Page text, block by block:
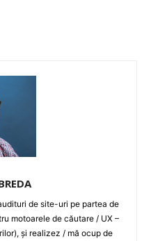
de site-uri pe partea de
motoarele de căutare / UX –
și realizez / mă ocup de